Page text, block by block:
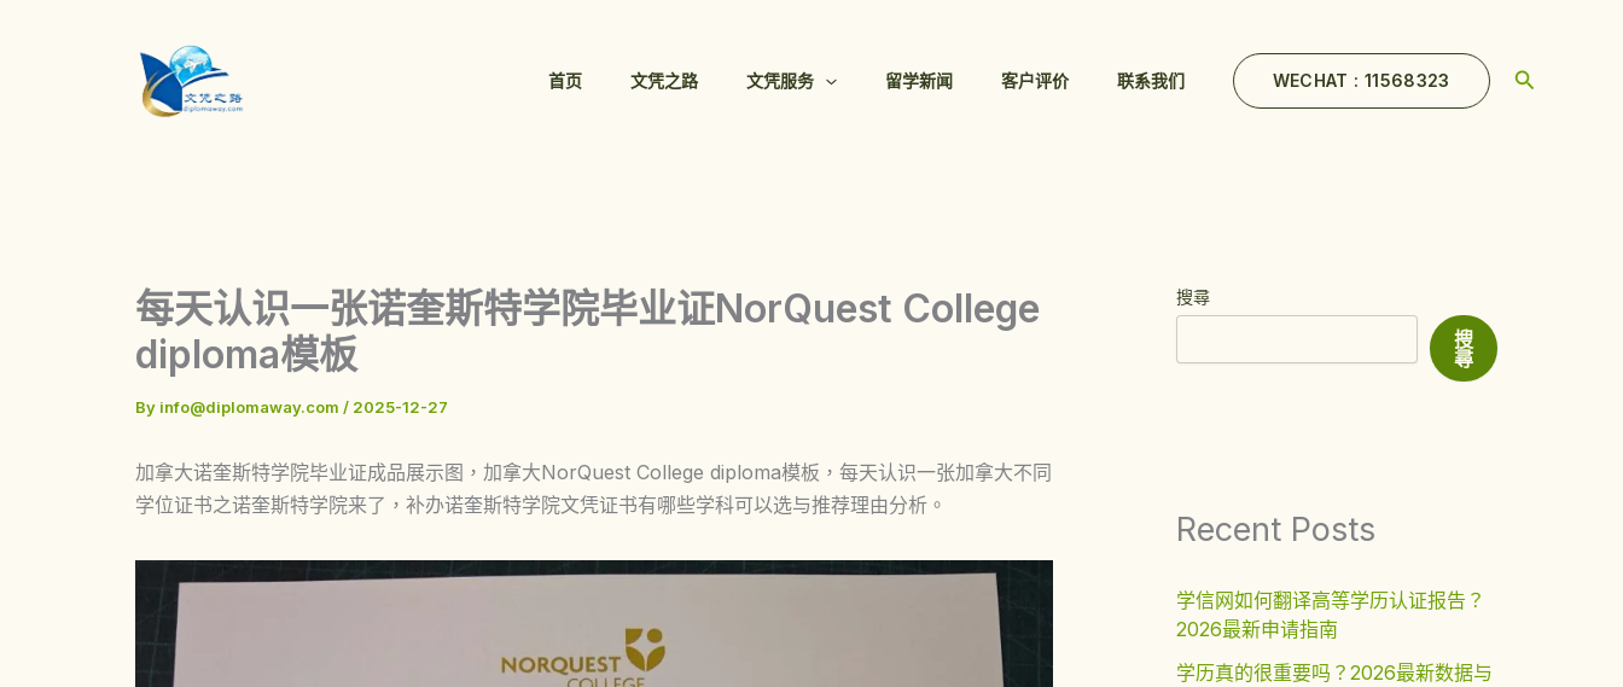
首页 文凭之路 文凭服务 留学新闻 客户评价 联系我们 WECHAT : 11568323 Search
每天认识一张诺奎斯特学院毕业证NorQuest College
diploma模板
By info@diplomaway.com / 2025-12-27
加拿大诺奎斯特学院毕业证成品展示图，加拿大NorQuest College diploma模板，每天认识一张加拿大不同
学位证书之诺奎斯特学院来了，补办诺奎斯特学院文凭证书有哪些学科可以选与推荐理由分析。
搜尋
搜
尋
Recent Posts
学信网如何翻译高等学历认证报告？
2026最新申请指南
学历真的很重要吗？2026最新数据与